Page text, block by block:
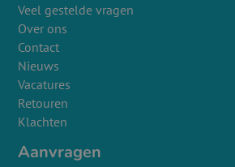
Veel gestelde vragen
Over ons
Contact
Nieuws
Vacatures
Retouren
Klachten
Aanvragen